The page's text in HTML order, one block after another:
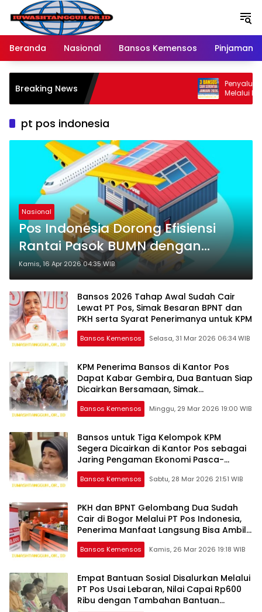
Langsung
konten
Beranda
Nasional Bansos Kemensos Pinjaman
Breaking News
Penyaluran
Melalui Bank BRI
Ratusan Wilayah
pt pos indonesia
Nasional
Pos Indonesia Dorong Efisiensi
Rantai Pasok BUMN dengan
Target Integrasi 2026
Kamis, 16 Apr 2026 04:35 WIB
Bansos 2026 Tahap Awal Sudah Cair
Lewat PT Pos, Simak Besaran BPNT dan
PKH serta Syarat Penerimanya untuk KPM
Bansos Kemensos Selasa, 31 Mar 2026 06:34 WIB
KPM Penerima Bansos di Kantor Pos
Dapat Kabar Gembira, Dua Bantuan Siap
Dicairkan Bersamaan, Simak
Informasinya Disini
Bansos Kemensos Minggu, 29 Mar 2026 19:00 WIB
Bansos untuk Tiga Kelompok KPM
Segera Dicairkan di Kantor Pos sebagai
Jaring Pengaman Ekonomi Pasca-
Lebaran 2026
Bansos Kemensos Sabtu, 28 Mar 2026 21:51 WIB
PKH dan BPNT Gelombang Dua Sudah
Cair di Bogor Melalui PT Pos Indonesia,
Penerima Manfaat Langsung Bisa Ambil
Uangnya
Bansos Kemensos Kamis, 26 Mar 2026 19:18 WIB
Empat Bantuan Sosial Disalurkan Melalui
PT Pos Usai Lebaran, Nilai Capai Rp600
Ribu dengan Tambahan Bantuan